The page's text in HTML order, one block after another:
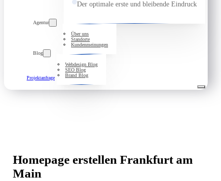
Der optimale erste und bleibende Eindruck
Agentur
Über uns
Standorte
Kundenmeinungen
Blog
Webdesign Blog
SEO Blog
Brand Blog
Projektanfrage
Homepage erstellen Frankfurt am
Main